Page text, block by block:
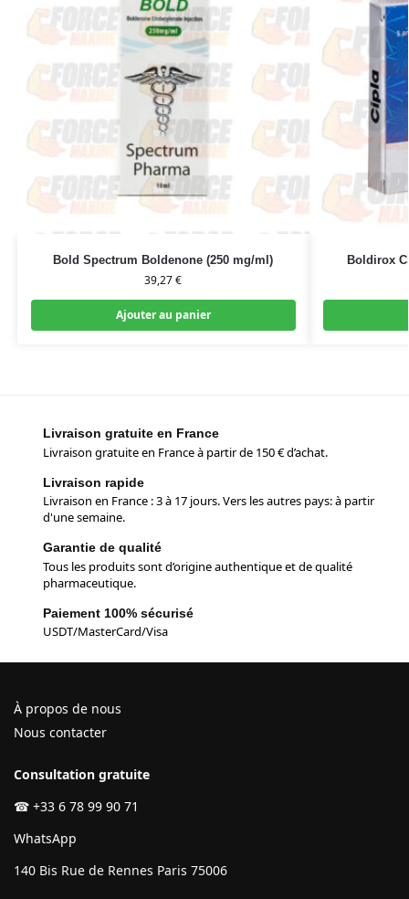
Bold Spectrum Boldenone (250 mg/ml)
39,27€
Ajouter au panier
Boldirox
Livraison gratuite en France
Livraison gratuite en France à partir de 150 € d’achat.
Livraison rapide
Livraison en France : 3 à 17 jours. Vers les autres pays: à partir
d'une semaine.
Garantie de qualité
Tous les produits sont d’origine authentique et de qualité
pharmaceutique.
Paiement 100% sécurisé
USDT/MasterCard/Visa
À propos de nous
Nous contacter
Consultation gratuite
☎ +33 6 78 99 90 71
WhatsApp
140 Bis Rue de Rennes Paris 75006